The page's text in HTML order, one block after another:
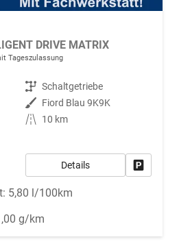
DRIVE MATRIX
Tageszulassung
Getriebe Schaltgetriebe
Außenfarbe Fiord Blau 9K9K
Kilometerstand
10 km
Details
5,80 l/100km
g/km